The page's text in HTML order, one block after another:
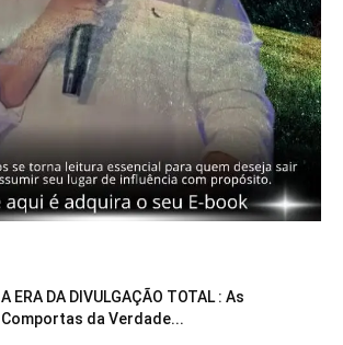
A ERA DA DIVULGAÇÃO TOTAL : As
Comportas da Verdade...